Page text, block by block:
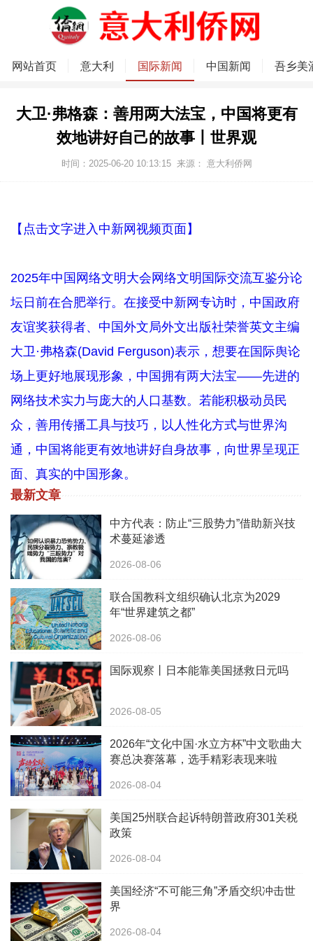
网站首页 意大利 国际新闻 中国新闻 吾乡美
大卫·弗格森：善用两大法宝，中国将更有
效地讲好自己的故事丨世界观
时间：2025-06-20 10:13:15 来源： 意大利侨网
【点击文字进入中新网视频页面】
2025年中国网络文明大会网络文明国际交流互鉴分论
坛日前在合肥举行。在接受中新网专访时，中国政府
友谊奖获得者、中国外文局外文出版社荣誉英文主编
大卫·弗格森(David Ferguson)表示，想要在国际舆论
场上更好地展现形象，中国拥有两大法宝——先进的
网络技术实力与庞大的人口基数。若能积极动员民
众，善用传播工具与技巧，以人性化方式与世界沟
通，中国将能更有效地讲好自身故事，向世界呈现正
面、真实的中国形象。
最新文章
中方代表：防止“三股势力”借助新兴技
术蔓延渗透
2026-08-06
联合国教科文组织确认北京为2029
年“世界建筑之都”
2026-08-06
国际观察丨日本能靠美国拯救日元吗
2026-08-05
2026年“文化中国·水立方杯”中文歌曲大
赛总决赛落幕，选手精彩表现来啦
2026-08-04
美国25州联合起诉特朗普政府301关税
政策
2026-08-04
美国经济“不可能三角”矛盾交织冲击世
界
2026-08-04